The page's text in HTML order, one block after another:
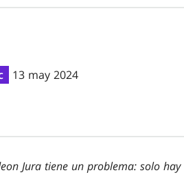
13 may 2024
Jura tiene un problema: solo